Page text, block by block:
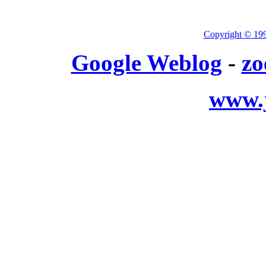
Copyright ©
Google Weblog -